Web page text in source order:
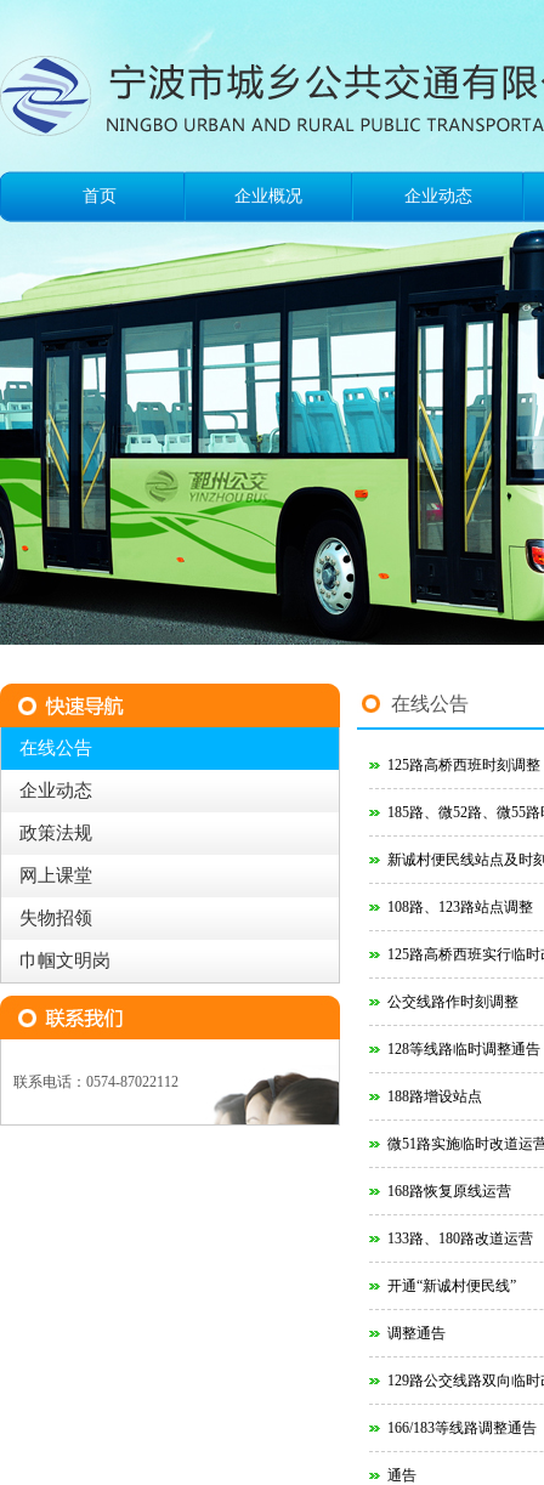
首页 企业概况 企业动态
在线公告
企业动态
政策法规
网上课堂
失物招领
巾帼文明岗
联系电话：0574-87022112
在线公告
125路高桥西班时刻调整
185路、微52路、微55
新诚村便民线站点及时
108路、123路站点调整
125路高桥西班实行临
公交线路作时刻调整
128等线路临时调整通告
188路增设站点
微51路实施临时改道运
168路恢复原线运营
133路、180路改道运营
开通“新诚村便民线”
调整通告
129路公交线路双向临
166/183等线路调整通告
通告